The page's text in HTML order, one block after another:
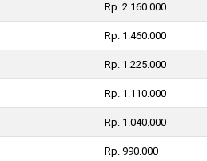
Rp. 2.160.000
Rp. 1.460.000
Rp. 1.225.000
Rp. 1.110.000
Rp. 1.040.000
Rp. 990.000